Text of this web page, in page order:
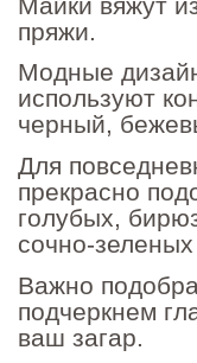
пряжи.
Модные
используют
черный,
Для
прекрасно
голубых,
сочно-
Важно
подчеркнем
ваш загар.